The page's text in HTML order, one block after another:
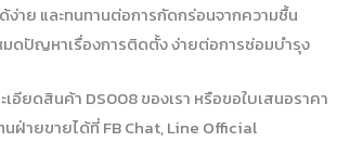
ง่าย และทนทานต่อการกัดกร่อนจากความชื้น
มดปัญหาเรื่องการติดตั้ง ง่ายต่อการซ่อมบำรุง
อียดสินค้า DS008 ของเรา หรือขอใบเสนอราคา
ฝ่ายขายได้ที่ FB Chat, Line Official